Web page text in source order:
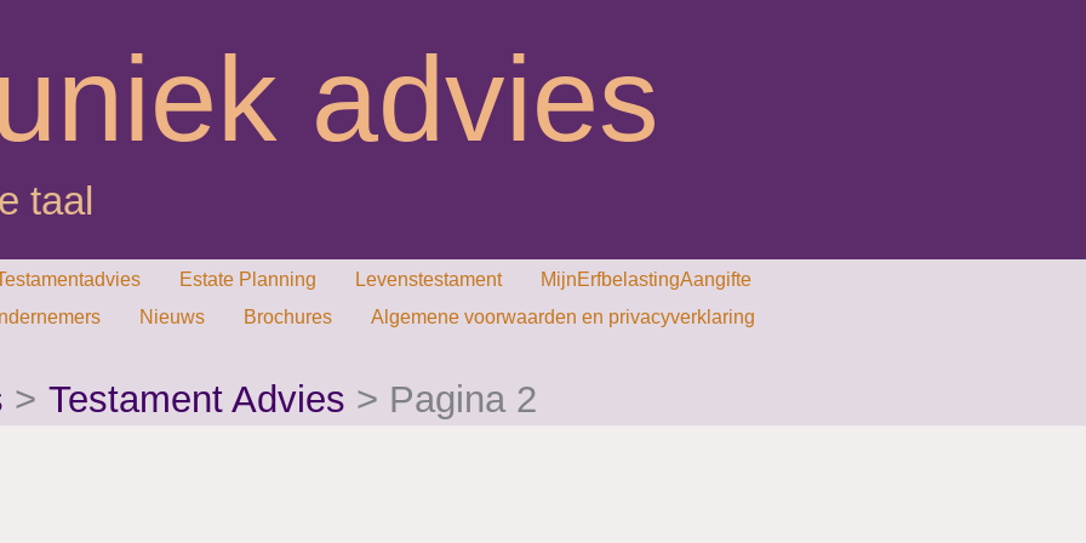
advies
taal
Estate Planning Levenstestament
MijnErfbelastingAangifte
Nieuws Brochures
Algemene voorwaarden en privacyverklaring
Testament Advies Pagina 2